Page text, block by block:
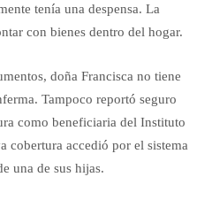
tenía una despensa. La
con bienes dentro del hogar.
doña Francisca no tiene
Tampoco reportó seguro
como beneficiaria del Instituto
cobertura accedió por el sis­tema
una de sus hijas.